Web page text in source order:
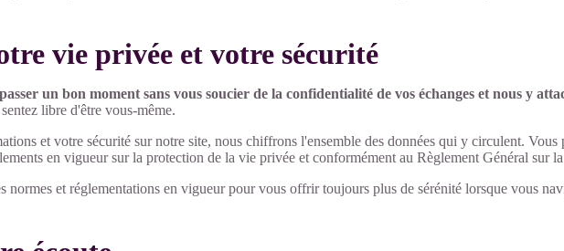
vie privée et votre sécurité
un bon moment sans vous soucier de la confidentialité de vos échanges et nous y
libre d'être vous-même.
et votre sécurité sur notre site, nous chiffrons l'ensemble des données qui y circulent.
en vigueur sur la protection de la vie privée et conformément au Règlement Général sur
normes et réglementations en vigueur pour vous offrir toujours plus de sérénité lorsque vous